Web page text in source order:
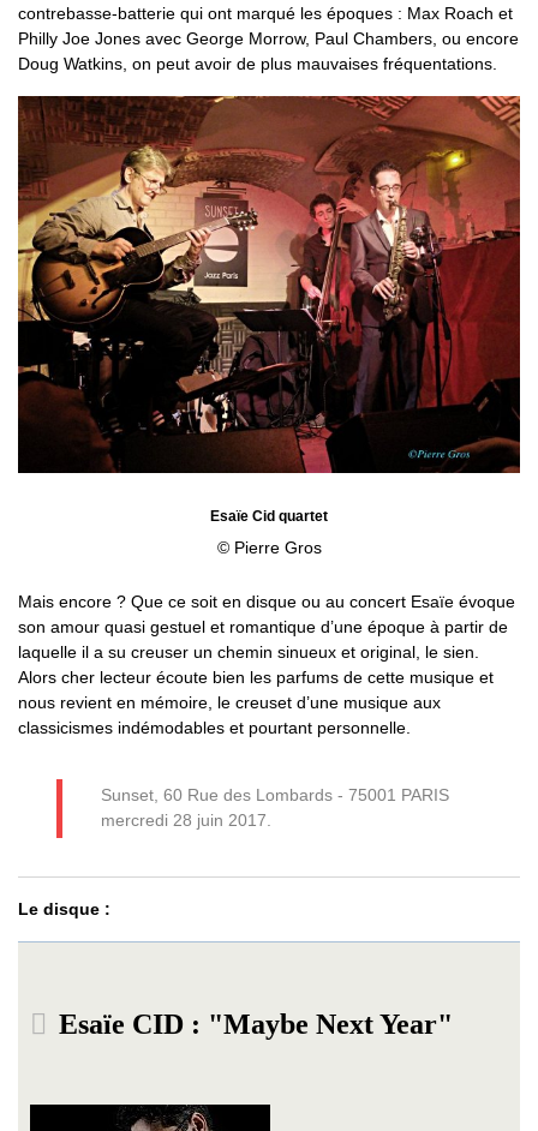
contrebasse-batterie qui ont marqué les époques : Max Roach et
Philly Joe Jones avec George Morrow, Paul Chambers, ou encore
Doug Watkins, on peut avoir de plus mauvaises fréquentations.
Esaïe Cid quartet
© Pierre Gros
Mais encore ? Que ce soit en disque ou au concert Esaïe évoque
son amour quasi gestuel et romantique d’une époque à partir de
laquelle il a su creuser un chemin sinueux et original, le sien.
Alors cher lecteur écoute bien les parfums de cette musique et
nous revient en mémoire, le creuset d’une musique aux
classicismes indémodables et pourtant personnelle.
Sunset, 60 Rue des Lombards - 75001 PARIS
mercredi 28 juin 2017.
Le disque :
Esaïe CID : "Maybe Next Year"